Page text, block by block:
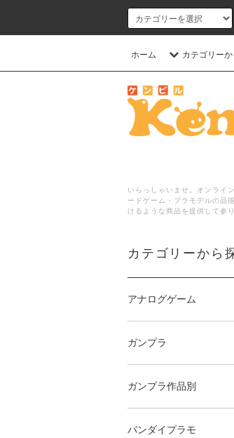
ホーム カテゴリー
いらっしゃいませ。オンライ
ードゲーム・プラモデルの品
けるような商品を提供して参り
カテゴリーから
アナログゲーム
ガンプラ
ガンプラ作品別
バンダイプラモ